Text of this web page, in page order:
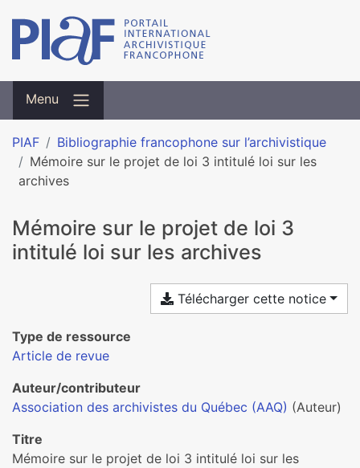
Menu
PIAF
Bibliographie francophone sur l’archivistique
Mémoire sur le projet de loi 3 intitulé loi sur les
archives
Mémoire sur le projet de loi 3
intitulé loi sur les archives
Télécharger cette notice
Type de ressource
Article de revue
Auteur/contributeur
Association des archivistes du Québec (AAQ) (Auteur)
Titre
Mémoire sur le projet de loi 3 intitulé loi sur les